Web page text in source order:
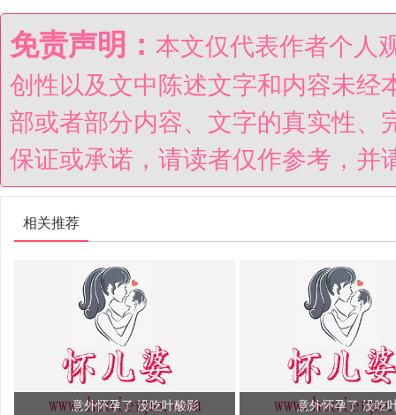
免责声明： 本文仅代表作者个人
创性以及文中陈述文字和内容未经
部或者部分内容、文字的真实性、
保证或承诺，请读者仅作参考，并
相关推荐
意外怀孕了 没吃叶酸影 意外怀孕了 没吃